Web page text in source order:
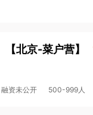
【北京-菜户营】
融资未公开 500-999人